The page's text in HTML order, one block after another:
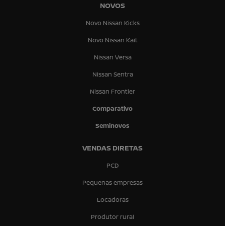
NOVOS
Novo Nissan Kicks
Novo Nissan Kait
Nissan Versa
Nissan Sentra
Nissan Frontier
Comparativo
Seminovos
VENDAS DIRETAS
PCD
Pequenas empresas
Locadoras
Produtor rural